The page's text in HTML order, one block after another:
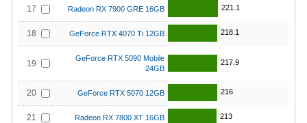
17 Radeon RX 7900 GRE 16GB 221.1
18 GeForce RTX 4070 Ti 12GB 218.1
19
GeForce RTX 5090 Mobile
24GB
217.9
20 GeForce RTX 5070 12GB 216
21 Radeon RX 7800 XT 16GB 213